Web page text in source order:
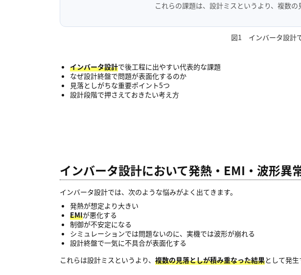
これらの課題は、設計ミスというより、複数
図1 インバータ設計
インバータ設計で後工程に出やすい代表的な課題
なぜ設計終盤で問題が表面化するのか
見落としがちな重要ポイント5つ
設計段階で押さえておきたい考え方
インバータ設計において発熱・EMI・波形異
インバータ設計では、次のような悩みがよく出てきます。
発熱が想定より大きい
EMIが悪化する
制御が不安定になる
シミュレーションでは問題ないのに、実機では波形が崩れる
設計終盤で一気に不具合が表面化する
これらは設計ミスというより、 複数の見落としが積み重なった結果として発生